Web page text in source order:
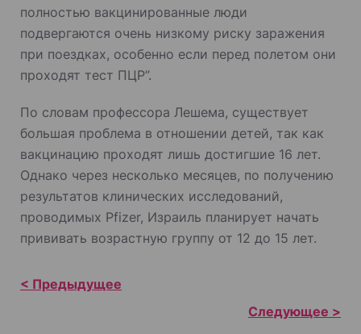
полностью вакцинированные люди
подвергаются очень низкому риску заражения
при поездках, особенно если перед полетом они
проходят тест ПЦР”.
По словам профессора Лешема, существует
большая проблема в отношении детей, так как
вакцинацию проходят лишь достигшие 16 лет.
Однако через несколько месяцев, по получению
результатов клинических исследований,
проводимых Pfizer, Израиль планирует начать
прививать возрастную группу от 12 до 15 лет.
Н